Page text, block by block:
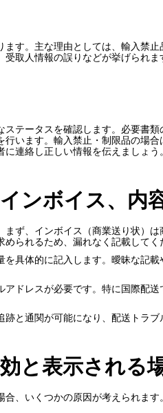
す。主な理由としては、輸入禁
取人情報の誤りなどが挙げられ
テータスを確認します。必要書
います。輸入禁止・制限品の場
連絡し正しい情報を伝えましょう。
ンボイス、内
ず、インボイス（商業送り状）
られるため、漏れなく記載してく
具体的に記入します。曖昧な記
ドレスが必要です。特に国際配
と通関が可能になり、配送トラブ
と表示される
、いくつかの原因が考えられま